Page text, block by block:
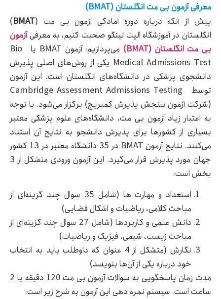
معرفی آزمون بی مت انگلستان (BMAT)
پیش از آنکه درباره دوره آمادگی آزمون بی مت (BMAT
)
انگلستان در آموزشگاه الیت لینگو صحبت کنیم، به معرفیآزمون
بی مت انگلستان (BMAT
)
می‌پردازیم: آزمون BMAT یا Bio
Medical Admissions Test یکی از روش‌های اصلی پذیرش
دانشجوی پزشکی در دانشگاه‌های انگلستان است. این آزمون
توسط Cambridge Assessment Admissions Testing
(شرکت آزمون سنجش پذیرش کمبریج) برگزار می‌شود. با توجه
به اعتبار زیاد آزمون بی مت، دانشگاه‌های علوم پزشکی معتبر
بسیاری از کشورها برای پذیرش دانشجو به نتایج آن استناد
می‌کنند. نتایج آزمون BMAT در 35 دانشگاه معتبر در 13 کشور
جهان مورد پذیرش قرار می‌گیرد. این آزمون ورودی متشکل از 3
بخش است:
استعداد و مهارت ها (شامل 35 سوال چند گزینه‌ای از
مباحث کلامی، ریاضیات و اشکال فضایی)
دانش علمی و کاربردها (شامل 27 سوال چند گزینه‌ای از
مباحث زیست، شیمی، فیزیک و ریاضیات)
نگارش (متشکل از 4 عنوان که داوطلب باید به انتخاب
خود درباره یکی از ‌آن‌ها بنویسد)
مدت زمان پاسخگویی به سوالات آزمون بی مت 120 دقیقه یا 2
ساعت است. سیستم نمره دهی این آزمون به شرح زیر است: